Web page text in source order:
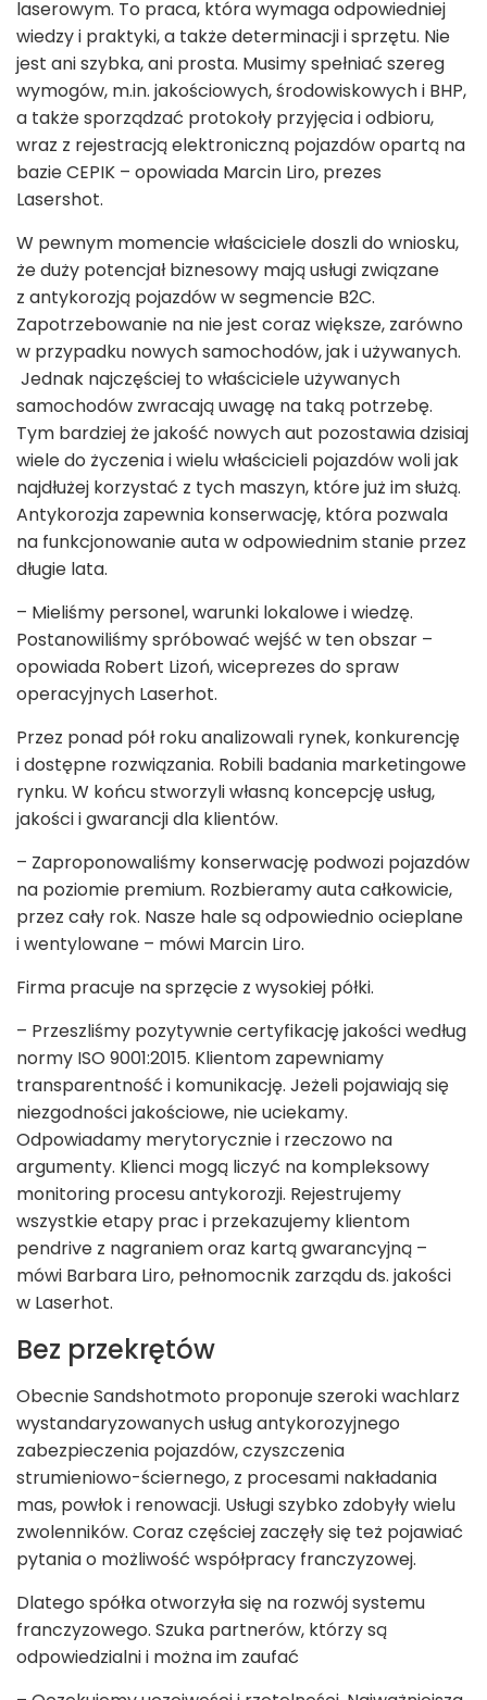
laserowym. To praca, która wymaga odpowiedniej
wiedzy i praktyki, a także determinacji i sprzętu. Nie
jest ani szybka, ani prosta. Musimy spełniać szereg
wymogów, m.in. jakościowych, środowiskowych i BHP,
a także sporządzać protokoły przyjęcia i odbioru,
wraz z rejestracją elektroniczną pojazdów opartą na
bazie CEPIK – opowiada Marcin Liro, prezes
Lasershot.
W pewnym momencie właściciele doszli do wniosku,
że duży potencjał biznesowy mają usługi związane
z antykorozją pojazdów w segmencie B2C.
Zapotrzebowanie na nie jest coraz większe, zarówno
w przypadku nowych samochodów, jak i używanych.
Jednak najczęściej to właściciele używanych
samochodów zwracają uwagę na taką potrzebę.
Tym bardziej że jakość nowych aut pozostawia dzisiaj
wiele do życzenia i wielu właścicieli pojazdów woli jak
najdłużej korzystać z tych maszyn, które już im służą.
Antykorozja zapewnia konserwację, która pozwala
na funkcjonowanie auta w odpowiednim stanie przez
długie lata.
– Mieliśmy personel, warunki lokalowe i wiedzę.
Postanowiliśmy spróbować wejść w ten obszar –
opowiada Robert Lizoń, wiceprezes do spraw
operacyjnych Laserhot.
Przez ponad pół roku analizowali rynek, konkurencję
i dostępne rozwiązania. Robili badania marketingowe
rynku. W końcu stworzyli własną koncepcję usług,
jakości i gwarancji dla klientów.
– Zaproponowaliśmy konserwację podwozi pojazdów
na poziomie premium. Rozbieramy auta całkowicie,
przez cały rok. Nasze hale są odpowiednio ocieplane
i wentylowane – mówi Marcin Liro.
Firma pracuje na sprzęcie z wysokiej półki.
– Przeszliśmy pozytywnie certyfikację jakości według
normy ISO 9001:2015. Klientom zapewniamy
transparentność i komunikację. Jeżeli pojawiają się
niezgodności jakościowe, nie uciekamy.
Odpowiadamy merytorycznie i rzeczowo na
argumenty. Klienci mogą liczyć na kompleksowy
monitoring procesu antykorozji. Rejestrujemy
wszystkie etapy prac i przekazujemy klientom
pendrive z nagraniem oraz kartą gwarancyjną –
mówi Barbara Liro, pełnomocnik zarządu ds. jakości
w Laserhot.
Bez przekrętów
Obecnie Sandshotmoto proponuje szeroki wachlarz
wystandaryzowanych usług antykorozyjnego
zabezpieczenia pojazdów, czyszczenia
strumieniowo-ściernego, z procesami nakładania
mas, powłok i renowacji. Usługi szybko zdobyły wielu
zwolenników. Coraz częściej zaczęły się też pojawiać
pytania o możliwość współpracy franczyzowej.
Dlatego spółka otworzyła się na rozwój systemu
franczyzowego. Szuka partnerów, którzy są
odpowiedzialni i można im zaufać